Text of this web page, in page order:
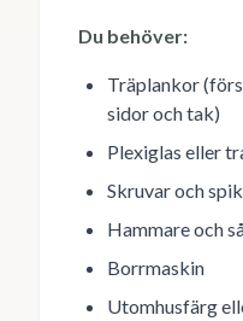
Du behöver:
Träplankor
sidor och tak)
Plexiglas eller
Skruvar och spik
Hammare och
Borrmaskin
Utomhusfärg